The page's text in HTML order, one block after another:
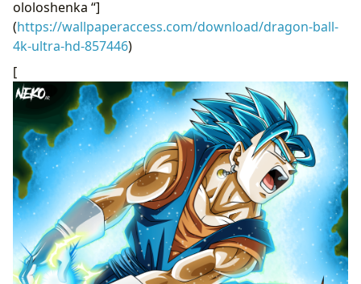
ololoshenka “]
(https://wallpaperaccess.com/download/dragon-ball-
4k-ultra-hd-857446)
[